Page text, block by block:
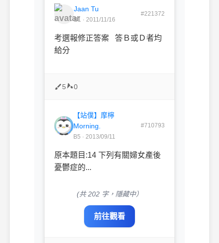
Jaan Tu
B1 · 2011/11/16
#221372
考選報修正答案 答Ｂ或Ｄ者均
給分
5 0
【站僕】摩檸
Morning.
B5 · 2013/09/11
#710793
原本題目:14 下列有關婦女產後
憂鬱症的...
(共 202 字，隱藏中）
前往觀看